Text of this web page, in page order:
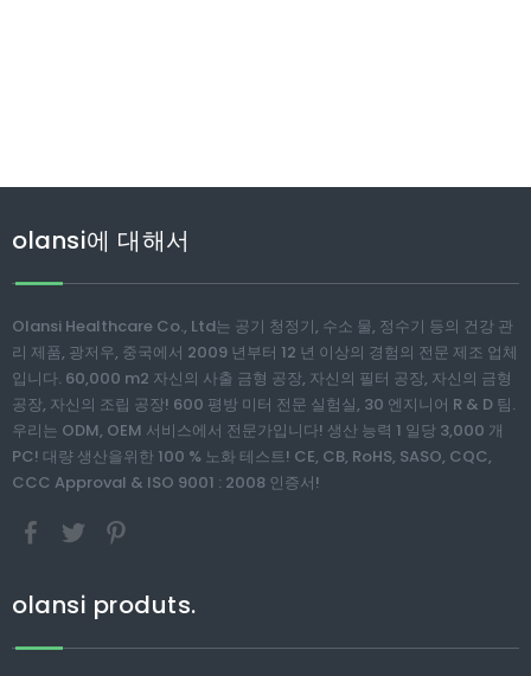
olansi에 대해서
Olansi Healthcare Co., Ltd는 공기 청정기, 수소 물, 정수기 등의 건강 관
리 제품, 광저우, 중국에서 2009 년부터 12 년 이상의 경험의 전문 제조 업체
입니다. 60,000 m2 자신의 사출 금형 공장, 자신의 필터 공장, 자신의 금형
공장, 자신의 조립 공장! 600 평방 미터 전문 실험실, 30 엔지니어 R & D 팀.
우리는 ODM, OEM 서비스에서 전문가입니다! 생산 능력 1 일당 3,000 개
PC! 대량 생산을위한 100 % 노화 테스트! CE, CB, RoHS, SASO, CQC,
CCC Approval & ISO 9001 : 2008 인증서!
olansi produts.